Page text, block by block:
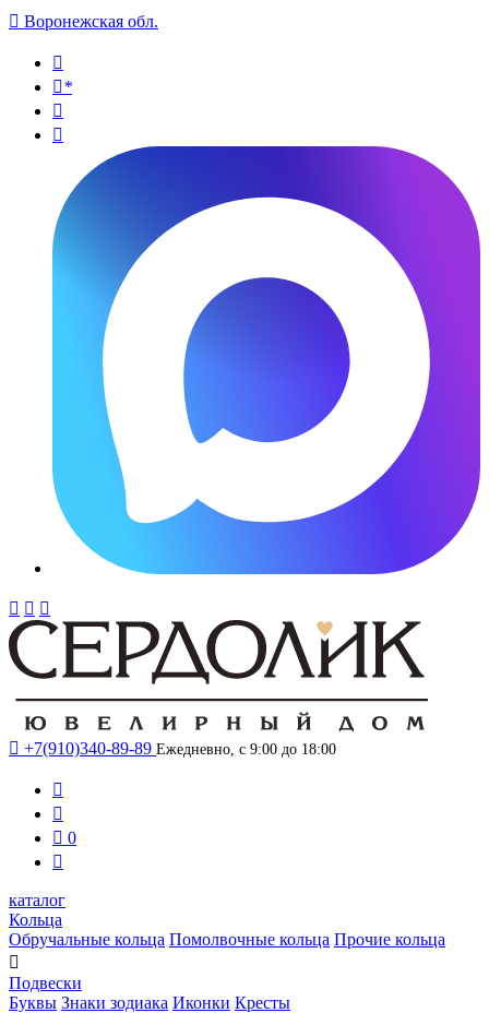
 Воронежская обл.

*


  
 +7(910)340-89-89 Ежедневно, с 9:00 до 18:00


 0

каталог
Кольца
Обручальные кольца Помолвочные кольца Прочие кольца

Подвески
Буквы Знаки зодиака Иконки Кресты